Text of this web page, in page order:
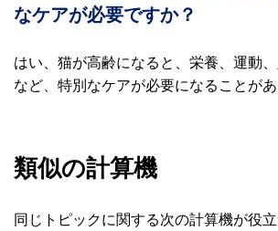
なケアが必要ですか？
はい、猫が高齢になると、栄養、運動
など、特別なケアが必要になることがあ
類似の計算機
同じトピックに関する次の計算機が役